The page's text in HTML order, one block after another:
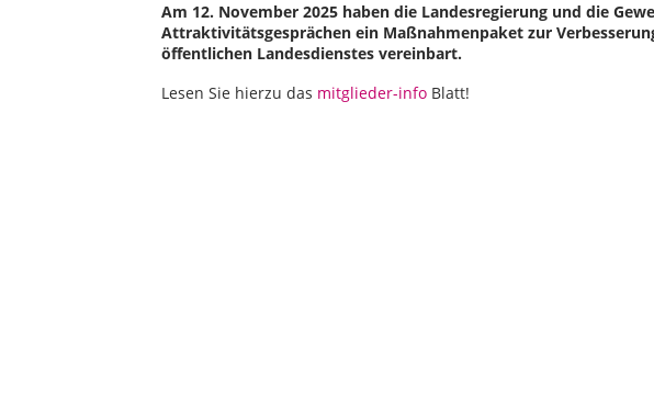
Am 12. November 2025 haben die Landesregierung und die
Attraktivitätsgesprächen ein Maßnahmenpaket zur
öffentlichen Landesdienstes vereinbart.
Lesen Sie hierzu das mitglieder-info Blatt!